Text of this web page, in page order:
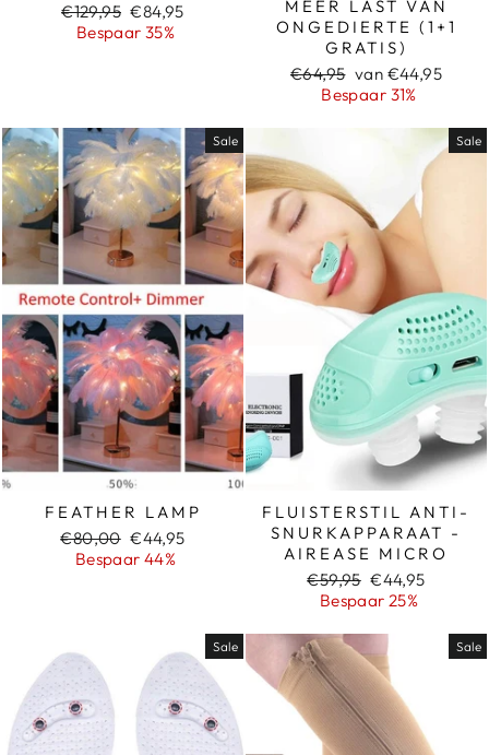
Normale
prijs
€129,95 Sale
prijs
€84,95
Bespaar 35%
MEER LAST VAN
ONGEDIERTE (1+1
GRATIS)
Normale
€64,95 Sale
prijs
van €44,95
Bespaar 31%
Sale
FEATHER LAMP️
Normale
prijs
€80,00 Sale
prijs
€44,95
Bespaar 44%
Sale
FLUISTERSTIL ANTI-
SNURKAPPARAAT -
AIREASE MICRO
Normale
prijs
€59,95 Sale
prijs
€44,95
Bespaar 25%
Sale Sale